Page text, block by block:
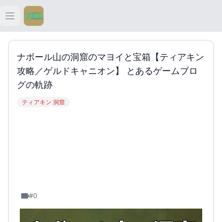
Open main menu
ティアキン
ティアキン 祠
ナボール山の洞窟のマヨイと宝箱【ティアキン
攻略／ゲルドキャニオン】 とあるゲームブロ
グの軌跡
ティアキン 洞窟
#0